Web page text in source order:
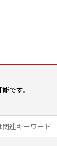
です。